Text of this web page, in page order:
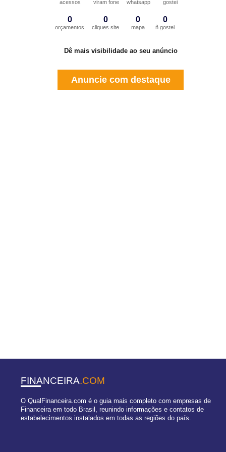
acessos viram fone whatsapp gostei
0
orçamentos
0
cliques site
0
mapa
0
ñ gostei
Dê mais visibilidade ao seu anúncio
Anuncie com destaque
FINANCEIRA.COM
O QualFinanceira.com é o guia mais completo com empresas de
Financeira em todo Brasil, reunindo informações e contatos de
estabelecimentos instalados em todas as regiões do país.